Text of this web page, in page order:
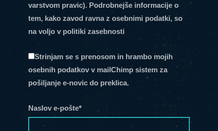
varstvom pravic). Podrobnejše informacije o
tem, kako zavod ravna z osebnimi podatki, so
na voljo v politiki zasebnosti
Strinjam se s prenosom in hrambo mojih
osebnih podatkov v mailChimp sistem za
pošiljanje e-novic do preklica.
Naslov e-pošte*